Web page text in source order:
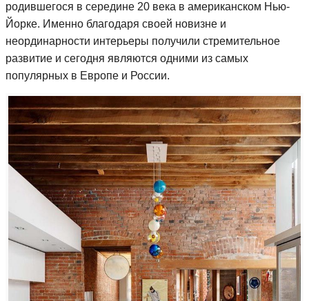
родившегося в середине 20 века в американском Нью-
Йорке. Именно благодаря своей новизне и
неординарности интерьеры получили стремительное
развитие и сегодня являются одними из самых
популярных в Европе и России.